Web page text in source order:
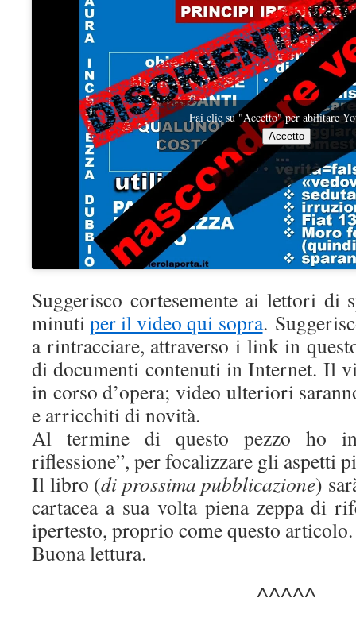
Fai clic su "Accetto" per abilitare
Accetto
Suggerisco cortesemente ai lettori di
minutiper il video qui sopra.
a rintracciare, attraverso i link in
di documenti contenuti in Internet. Il
in corso d’opera; video ulteriori
e arricchiti di novità.
Al termine di questo pezzo ho
riflessione”, per focalizzare gli aspetti
Il libro (di prossima pubblicazione)
cartacea a sua volta piena zeppa di
ipertesto, proprio come questo articolo.
Buona lettura.
^^^^^